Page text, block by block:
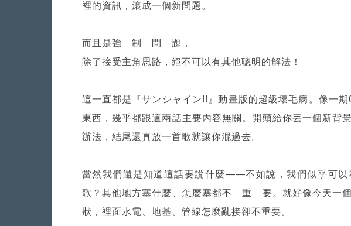
裡的資訊，滾成一個新問題。
而且是強 制 問 題，
除了接受主角思路，絕不可以有其他聰明的解法！
這一直都是『サンシャイン!!』動畫版的超級壞毛病。像一
東西，幾乎都跟這兩話主要內容無關。開頭給你丟一個新背
辦法，結尾還真放一首歌就讓你混過去。
當然我們還是知道這話要說什麼——不如說，我們似乎可以
歌？其他地方塞什麼、怎麼塞都不 重 要。就好像今天一
狀，裡面水電、地基、管線怎麼亂接卻不重要。